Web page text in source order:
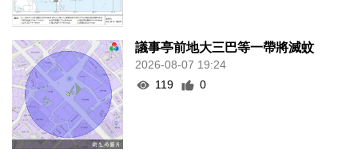
議事亭前地大三巴等一帶將滅蚊
2026-08-07 19:24
119
0